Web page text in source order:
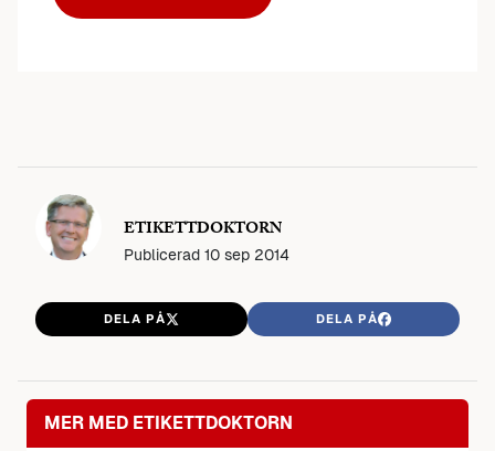
ETIKETTDOKTORN
Publicerad 10 sep 2014
DELA PÅ DELA PÅ
MER MED ETIKETTDOKTORN